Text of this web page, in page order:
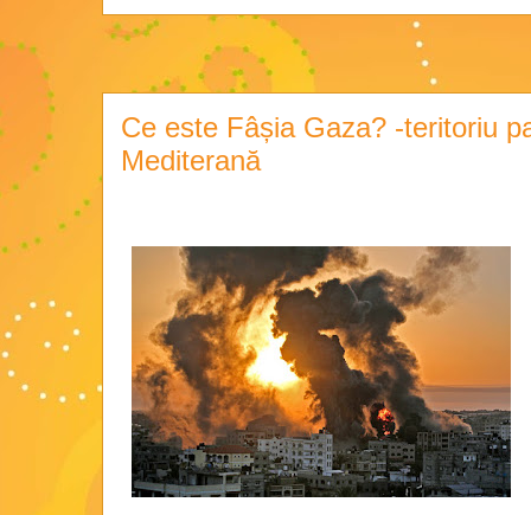
Ce este Fâșia Gaza? -teritoriu
Mediterană